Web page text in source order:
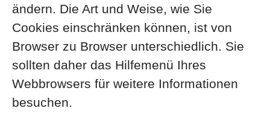
ändern. Die Art und Weise, wie Sie
Cookies einschränken können, ist von
Browser zu Browser unterschiedlich. Sie
sollten daher das Hilfemenü Ihres
Webbrowsers für weitere Informationen
besuchen.